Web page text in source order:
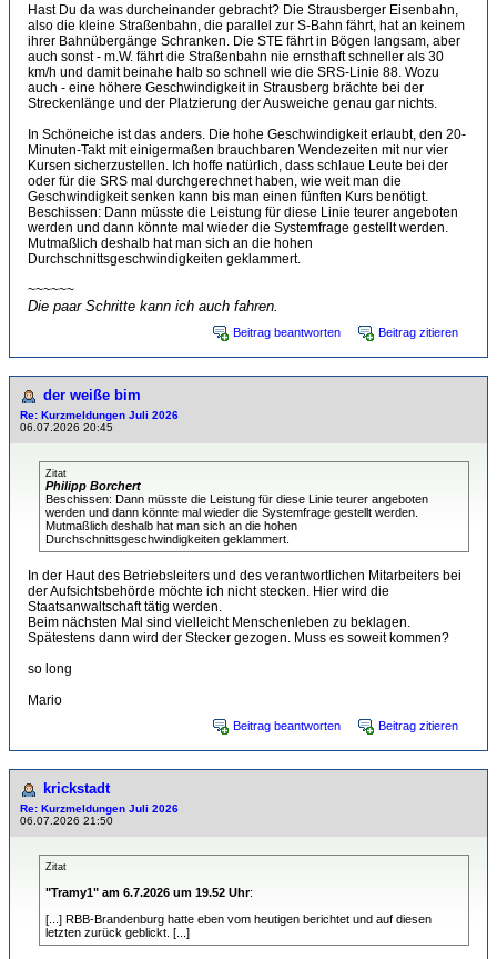
Hast Du da was durcheinander gebracht? Die Strausberger Eisenbahn,
also die kleine Straßenbahn, die parallel zur S-Bahn fährt, hat an keinem
ihrer Bahnübergänge Schranken. Die STE fährt in Bögen langsam, aber
auch sonst - m.W. fährt die Straßenbahn nie ernsthaft schneller als 30
km/h und damit beinahe halb so schnell wie die SRS-Linie 88. Wozu
auch - eine höhere Geschwindigkeit in Strausberg brächte bei der
Streckenlänge und der Platzierung der Ausweiche genau gar nichts.
In Schöneiche ist das anders. Die hohe Geschwindigkeit erlaubt, den 20-
Minuten-Takt mit einigermaßen brauchbaren Wendezeiten mit nur vier
Kursen sicherzustellen. Ich hoffe natürlich, dass schlaue Leute bei der
oder für die SRS mal durchgerechnet haben, wie weit man die
Geschwindigkeit senken kann bis man einen fünften Kurs benötigt.
Beschissen: Dann müsste die Leistung für diese Linie teurer angeboten
werden und dann könnte mal wieder die Systemfrage gestellt werden.
Mutmaßlich deshalb hat man sich an die hohen
Durchschnittsgeschwindigkeiten geklammert.
~~~~~~
Die paar Schritte kann ich auch fahren.
Beitrag beantworten Beitrag zitieren
der weiße bim
Re: Kurzmeldungen Juli 2026
06.07.2026 20:45
Zitat
Philipp Borchert
Beschissen: Dann müsste die Leistung für diese Linie teurer angeboten
werden und dann könnte mal wieder die Systemfrage gestellt werden.
Mutmaßlich deshalb hat man sich an die hohen
Durchschnittsgeschwindigkeiten geklammert.
In der Haut des Betriebsleiters und des verantwortlichen Mitarbeiters bei
der Aufsichtsbehörde möchte ich nicht stecken. Hier wird die
Staatsanwaltschaft tätig werden.
Beim nächsten Mal sind vielleicht Menschenleben zu beklagen.
Spätestens dann wird der Stecker gezogen. Muss es soweit kommen?
so long
Mario
Beitrag beantworten Beitrag zitieren
krickstadt
Re: Kurzmeldungen Juli 2026
06.07.2026 21:50
Zitat
"Tramy1" am 6.7.2026 um 19.52 Uhr:
[...] RBB-Brandenburg hatte eben vom heutigen berichtet und auf diesen
letzten zurück geblickt. [...]